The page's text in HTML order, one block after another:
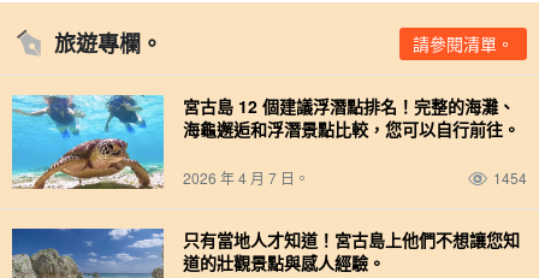
旅遊專欄。 請參閱清單。
宮古島 12 個建議浮潛點排名！完整的海灘、
海龜邂逅和浮潛景點比較，您可以自行前往。
2026 年 4 月 7 日。 1454
只有當地人才知道！宮古島上他們不想讓您知
道的壯觀景點與感人經驗。